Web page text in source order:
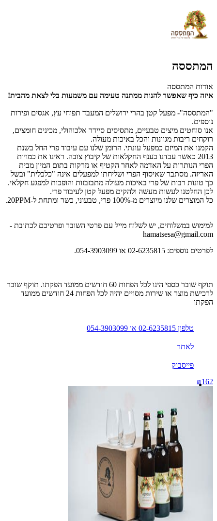
המתססה
אודות המתססה
איזה כיף שאפשר להנות ממתנה טעימה עם משמעות בלי לצאת מהבית!
"המתססה"- מפעל קטן בהרי ירושלים המעבד תפוחי עץ, אגסים ופירות
נוספים.
אנו סוחטים מיצים טבעיים, מתסיסים סיידר אלכוהולי, מכינים חומצים,
רוקחים ריבות מגוונות והכל באיכות מעולה.
הקמנו את המיזם כמפעל עונתי. הרומן שלנו עם עיבוד פרי החל בשנת
2013 כאשר עבדנו בענף החקלאות של קיבוץ צובה. ראינו את כמויות
הפרי הנותרות על האדמה לאחר הקטיף או נזרקות בתום המיון מבית
האריזה. מסתבר שאיסוף הפרי ושליחתו למפעלים אינה "כלכלית" ובשל
כך טונות רבות של פרי באיכות מעולה מתבזבזות והופכות למפגע חקלאי.
לכן החלטנו לעשות מעשה ולהקים מפעל קטן לעיבוד פרי.
כל המוצרים שלנו מיוצרים מ-100% פרי, טבעוני, כשר ומתחת ל-20PPM.
למימוש במשלוחים, יש לשלוח מייל עם פרטי השובר ופרטיכם לכתובת -
hamatsesa@gmail.com
לפרטים נוספים: 02-6235815 או 054-3903099.
תוקף שובר כספי הינו לכל הפחות 60 חודשים ממועד הפקתו. תוקף שובר
לרכישת מוצר או שירות מסויים יהיה לכל הפחות 24 חודשים ממועד
הפקתו
טלפון 02-6235815 או 054-3903099
לאתר
פייסבוק
₪162